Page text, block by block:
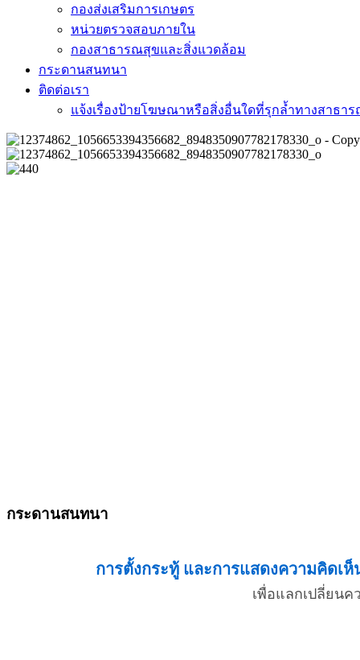
กองส่งเสริมการเกษตร
หน่วยตรวจสอบภายใน
กองสาธารณสุขและสิ่งแวดล้อม
กระดานสนทนา
ติดต่อเรา
แจ้งเรื่องป้ายโฆษณาหรือสิ่งอื่นใดที่รุกล้ำทางสาธา
กระดานสนทนา
การตั้งกระทู้ และการแสดงความคิด
เพื่อแลกเปลี่ยน